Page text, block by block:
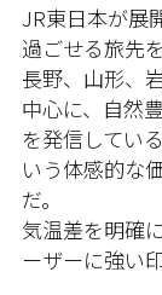
JR東日本が展
過ごせる旅先
長野、山形、
中心に、自然
を発信してい
いう体感的な
だ。
気温差を明確
ーザーに強い